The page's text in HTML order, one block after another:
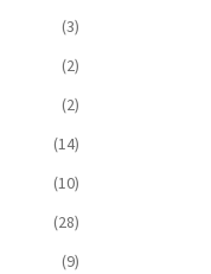
(3)
(2)
(2)
(14)
(10)
(28)
(9)